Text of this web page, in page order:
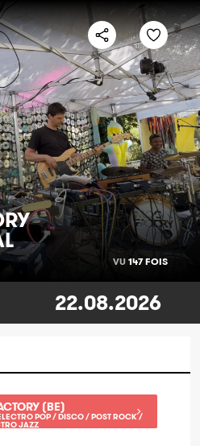
VU 147 FOIS
22.08.2026
(BE)
POP / DISCO / POST ROCK /
JAZZ